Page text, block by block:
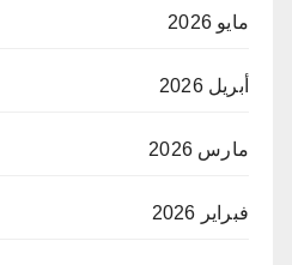
مايو 2026
أبريل 2026
مارس 2026
فبراير 2026